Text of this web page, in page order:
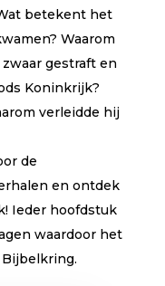
betekent het
Waarom
gestraft en
Koninkrijk?
verleidde hij
de
en ontdek
Ieder hoofdstuk
waardoor het